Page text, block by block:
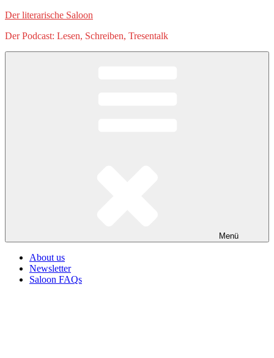
Zum
springen
Der literarische Saloon
Der Podcast: Lesen, Schreiben, Tresentalk
Menü
About us
Newsletter
Saloon FAQs